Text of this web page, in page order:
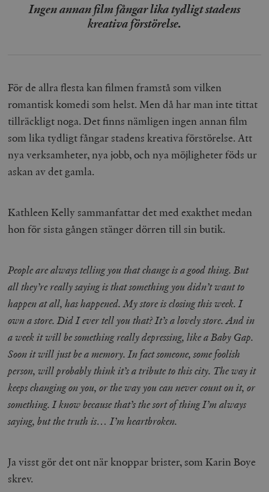
Ingen annan film fångar lika tydligt stadens
kreativa förstörelse.
För de allra flesta kan filmen framstå som vilken
romantisk komedi som helst. Men då har man inte tittat
tillräckligt noga. Det finns nämligen ingen annan film
som lika tydligt fångar stadens kreativa förstörelse. Att
nya verksamheter, nya jobb, och nya möjligheter föds ur
askan av det gamla.
Kathleen Kelly sammanfattar det med exakthet medan
hon för sista gången stänger dörren till sin butik.
People are always telling you that change is a good thing. But
all they’re really saying is that something you didn’t want to
happen at all, has happened. My store is closing this week. I
own a store. Did I ever tell you that? It’s a lovely store. And in
a week it will be something really depressing, like a Baby Gap.
Soon it will just be a memory. In fact someone, some foolish
person, will probably think it’s a tribute to this city. The way it
keeps changing on you, or the way you can never count on it, or
something. I know because that’s the sort of thing I’m always
saying, but the truth is… I’m heartbroken.
Ja visst gör det ont när knoppar brister, som Karin Boye
skrev.